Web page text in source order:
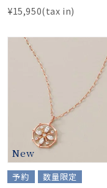
¥15,950(tax in)
New
予約 数量限定